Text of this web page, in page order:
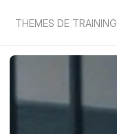
THEMES DE TRAINING